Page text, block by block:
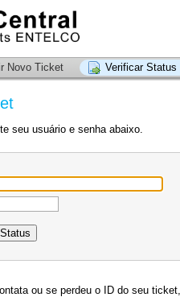
Novo Ticket Verificar
seu usuário e senha abaixo.
ou se perdeu o ID do seu